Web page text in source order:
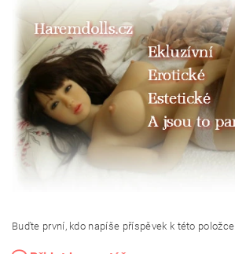
Buďte první, kdo napíše příspěvek k této položce.